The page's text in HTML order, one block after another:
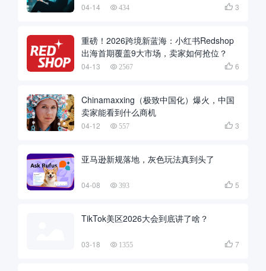
04-14 434  3
重磅！2026跨境新蓝海：小红书Redshop
出海首期覆盖9大市场，卖家如何抢位？
04-13 2567  6
Chinamaxxing（极致中国化）爆火，中国
卖家能看到什么商机
04-12 557  3
亚马逊新规落地，灰色玩法真到头了
04-08 393  5
TikTok美区2026大会到底讲了啥？
03-18 1355  7